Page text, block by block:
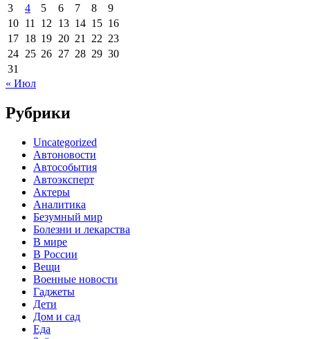
3
4 5 6 7 8
9
10 11 12 13 14 15 16
17 18 19 20 21 22 23
24 25 26 27 28 29 30
31
« Июл
Рубрики
Uncategorized
Автоновости
Автособытия
Автоэксперт
Актеры
Аналитика
Безумный мир
Болезни и лекарства
В мире
В России
Вещи
Военные новости
Гаджеты
Дети
Дом и сад
Еда